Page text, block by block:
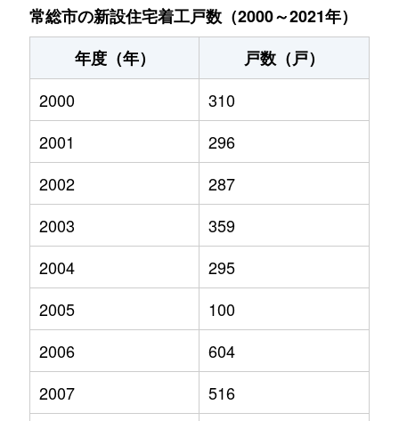
常総市の新設住宅着工戸数（2000～2021年）
年度（年）
戸数（戸）
2000
310
2001
296
2002
287
2003
359
2004
295
2005
100
2006
604
2007
516